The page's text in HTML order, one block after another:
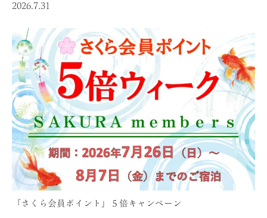
2026.7.31
「さくら会員ポイント」５倍キャンペーン